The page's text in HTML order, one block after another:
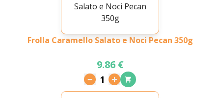
Frolla Caramello Salato e Noci Pecan 350g
9.86 €
1